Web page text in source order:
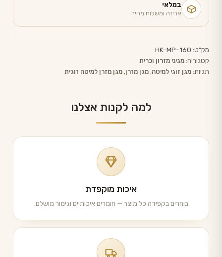
במלאי
אריזה ומשלוח מהיר
מק"ט: HK-MP-160
קטגוריה:מגיני מזרון וכרית
תגיות:מגן זוגי למיטה, מגן מזרן, מגן מזרן למיטה זוגית
למה לקנות אצלנו
איכות מוקפדת
בוחרים בקפידה כל מוצר — חומרים איכותיים וגימור מושלם.